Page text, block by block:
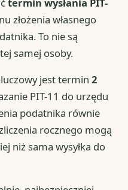
termin wysłania PIT-
złożenia własnego
To nie są
samej osoby.
jest termin2
PIT-11 do urzędu
podatnika równie
rocznego mogą
niż sama wysyłka do